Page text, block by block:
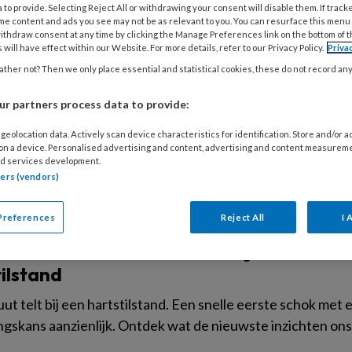
2026 ACHTERGROND HART EN VAAT
de borst zonder vernauwingen in de
vaatdysfunctie
borst, kortademigheid of vermoeidheid terwijl de
artikel leest u wat coronaire vaatdysfunctie inhoudt,
en aandachtspunten relevant zijn voor de
2024
UMC-onderzoek bewijst
telt bij een hartstilstand. Een snelle eerste schok
aanzienlijk. Ontdek wat de nieuwste inzichten
to provide. Selecting Reject All or withdrawing your consent will disable them. If
content and ads you see may not be as relevant to you. You can resurface this
consent at any time by clicking the Manage Preferences link on the bottom of
will have effect within our Website. For more details, refer to our Privacy Policy.
not? Then we only place essential and statistical cookies, these do not record
partners process data to provide:
data. Actively scan device characteristics for identification. Store and/or
a device. Personalised advertising and content, advertising and content
services development.
(vendors)
Reject All I